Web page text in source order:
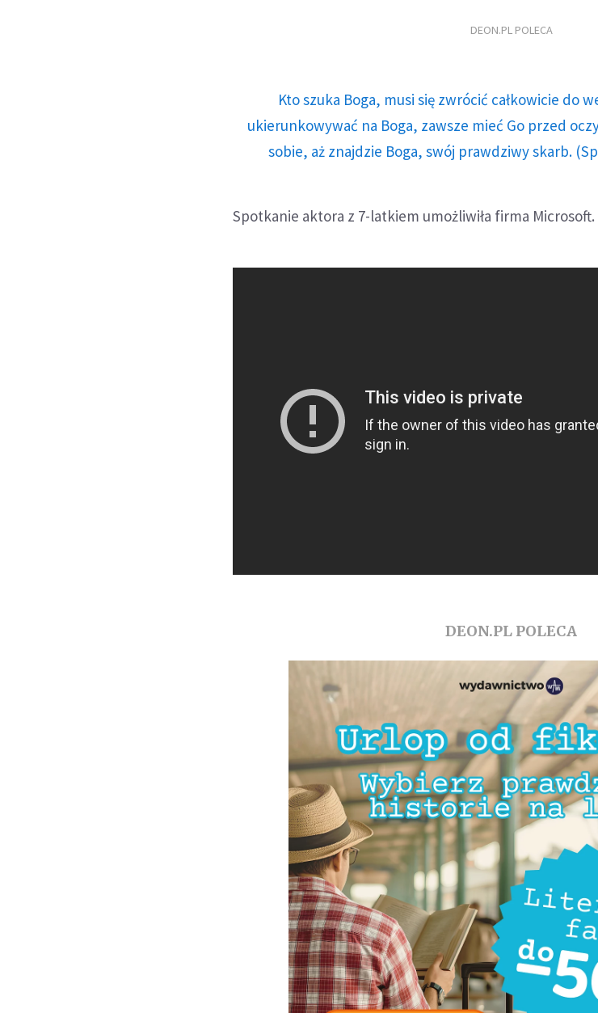
DEON.PL POLECA
Kto szuka Boga, musi się zwrócić całkowicie do
ukierunkowywać na Boga, zawsze mieć Go przed
sobie, aż znajdzie Boga, swój prawdziwy skarb.
Spotkanie aktora z 7-latkiem umożliwiła firma Microsoft.
DEON.PL POLECA